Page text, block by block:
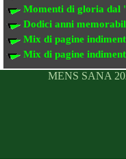
Momenti di gloria dal
Dodici anni
Mix di pagine
Mix di pagine
MENS SANA